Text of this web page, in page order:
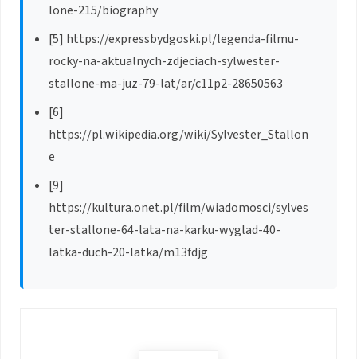
lone-215/biography
[5] https://expressbydgoski.pl/legenda-filmu-
rocky-na-aktualnych-zdjeciach-sylwester-
stallone-ma-juz-79-lat/ar/c11p2-28650563
[6]
https://pl.wikipedia.org/wiki/Sylvester_Stallon
e
[9]
https://kultura.onet.pl/film/wiadomosci/sylves
ter-stallone-64-lata-na-karku-wyglad-40-
latka-duch-20-latka/m13fdjg